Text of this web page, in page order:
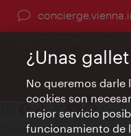
Contacto
¿Unas
No queremos darle
cookies son
mejor servicio
funcionamiento de